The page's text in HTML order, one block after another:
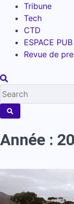
Tribune
Tech
CTD
ESPACE PUB
Revue de
Année :